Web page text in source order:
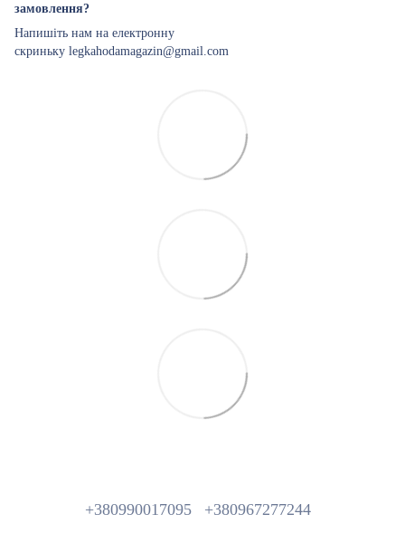
замовлення?
Напишіть нам на електронну
скриньку legkahodamagazin@gmail.com
+380990017095 +380967277244